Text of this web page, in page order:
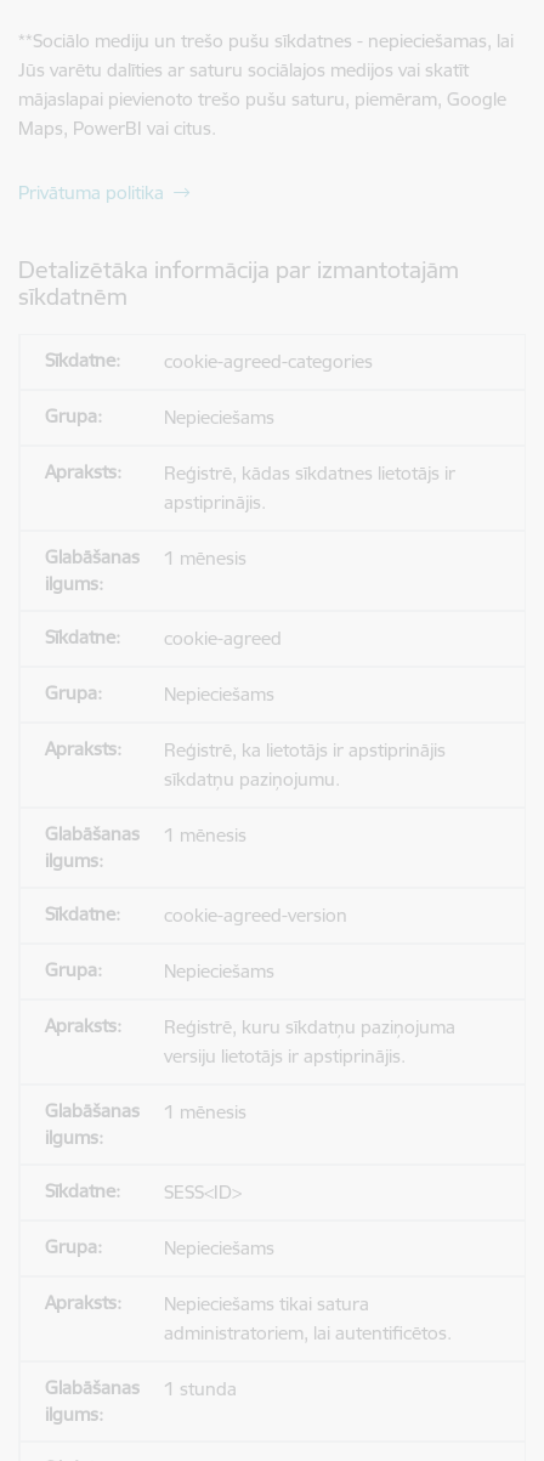
**Sociālo mediju un trešo pušu sīkdatnes - nepieciešamas, lai
Jūs varētu dalīties ar saturu sociālajos medijos vai skatīt
mājaslapai pievienoto trešo pušu saturu, piemēram, Google
Maps, PowerBI vai citus.
Privātuma politika
Detalizētāka informācija par izmantotajām
sīkdatnēm
cookie-agreed-categories
Nepieciešams
Reģistrē, kādas sīkdatnes lietotājs ir
apstiprinājis.
1 mēnesis
cookie-agreed
Nepieciešams
Reģistrē, ka lietotājs ir apstiprinājis
sīkdatņu paziņojumu.
1 mēnesis
cookie-agreed-version
Nepieciešams
Reģistrē, kuru sīkdatņu paziņojuma
versiju lietotājs ir apstiprinājis.
1 mēnesis
SESS<ID>
Nepieciešams
Nepieciešams tikai satura
administratoriem, lai autentificētos.
1 stunda